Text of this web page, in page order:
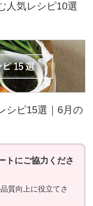
人気レシピ10選
シピ15選｜6月の